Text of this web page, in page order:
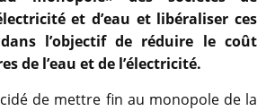
et d’eau et libéraliser ces
l’objectif de réduire le coût
de l’eau et de l’électricité.
de mettre fin au monopole de la